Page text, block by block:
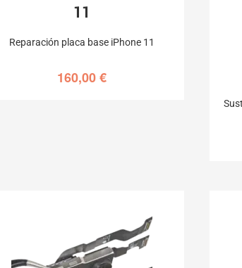
11
Reparación placa base iPhone 11
160,00€